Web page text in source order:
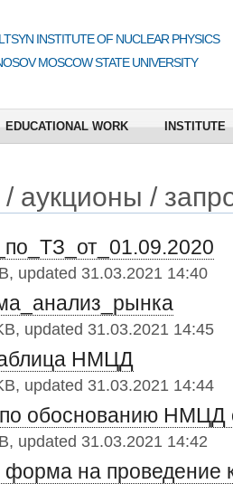
INSTITUTE OF NUCLEAR PHYSICS
MOSCOW STATE UNIVERSITY
EDUCATIONAL WORK INSTITUTE
аукционы /
updated 31.03.2021 14:40
updated 31.03.2021 14:45
НМЦД
updated 31.03.2021 14:44
обоснованию НМЦД
updated 31.03.2021 14:42
на проведение